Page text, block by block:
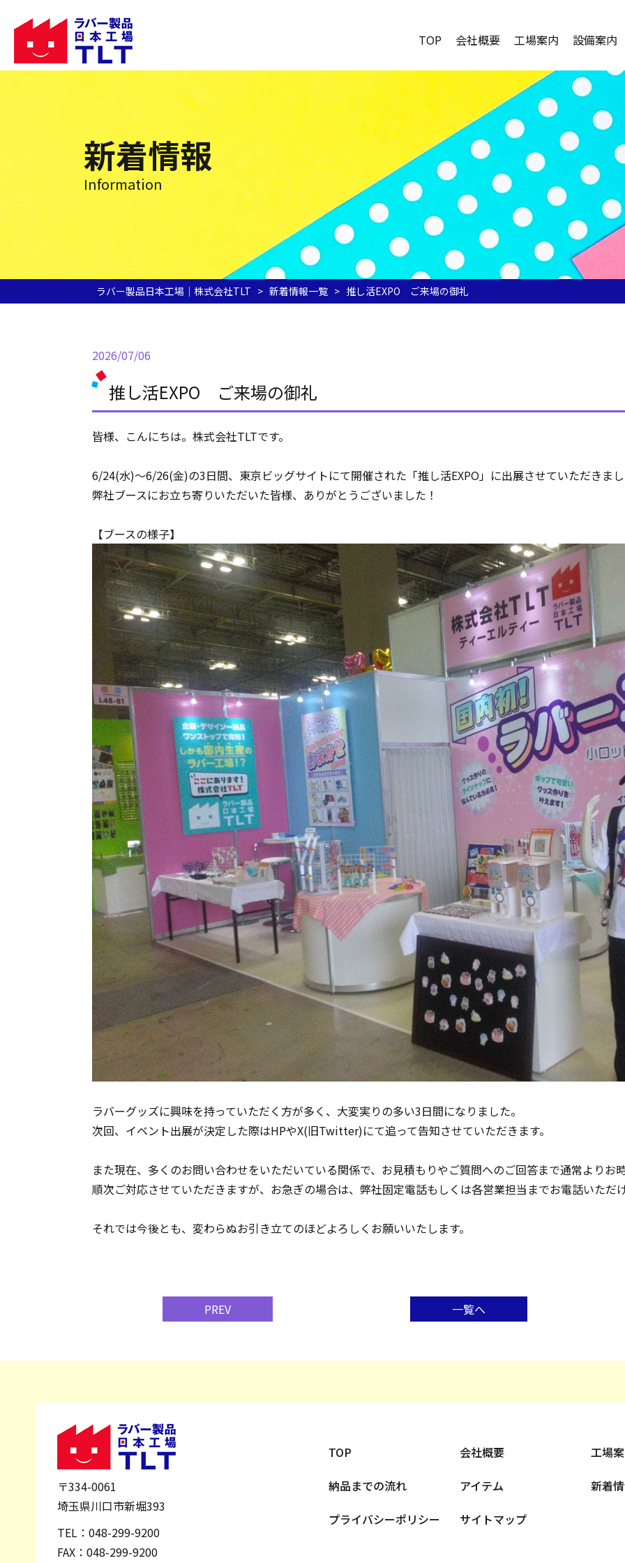
TOP 会社概要 工場案内 設備案内
新着情報
Information
ラバー製品日本工場｜株式会社TLT > 新着情報一覧 > 推し活EXPO ご来場の御礼
2026/07/06
推し活EXPO ご来場の御礼
皆様、こんにちは。株式会社TLTです。
6/24(水)～6/26(金)の3日間、東京ビッグサイトにて開催された「推し活EXPO」に出展させていただきま
弊社ブースにお立ち寄りいただいた皆様、ありがとうございました！
【ブースの様子】
ラバーグッズに興味を持っていただく方が多く、大変実りの多い3日間になりました。
次回、イベント出展が決定した際はHPやX(旧Twitter)にて追って告知させていただきます。
また現在、多くのお問い合わせをいただいている関係で、お見積もりやご質問へのご回答まで通常よりお
順次ご対応させていただきますが、お急ぎの場合は、弊社固定電話もしくは各営業担当までお電話いただ
それでは今後とも、変わらぬお引き立てのほどよろしくお願いいたします。
PREV 一覧へ
〒334-0061
埼玉県川口市新堀393
TEL： 048-299-9200
FAX：048-299-9200
TOP 会社概要
工場
納品までの流れ
アイテム
新着
プライバシーポリシー
サイトマップ